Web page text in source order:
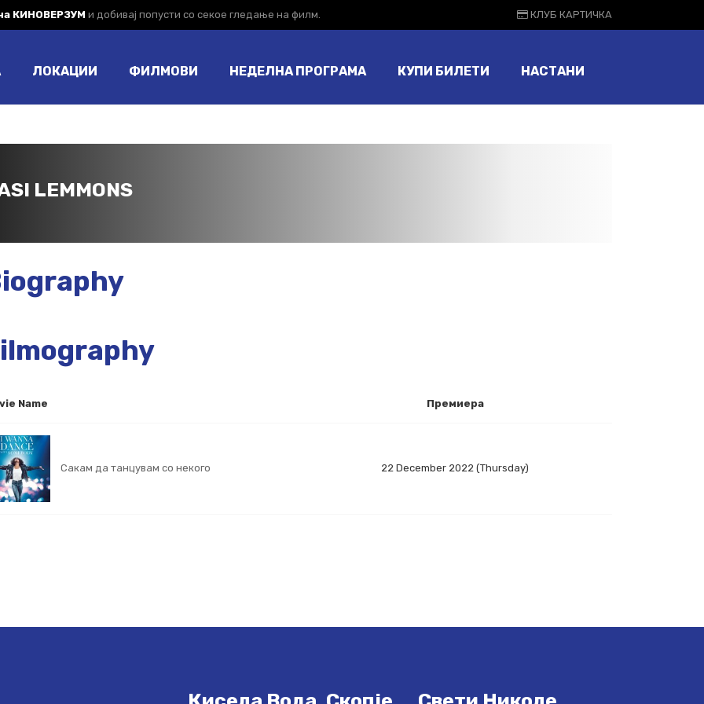
КИНОВЕРЗУМ и добивај попусти со секое гледање на филм. КЛУБ КАРТИЧКА
ЛОКАЦИИ ФИЛМОВИ НЕДЕЛНА ПРОГРАМА КУПИ БИЛЕТИ НАСТАНИ
LEMMONS
Name Премиера
Сакам да танцувам со некого 22 December 2022 (Thursday)